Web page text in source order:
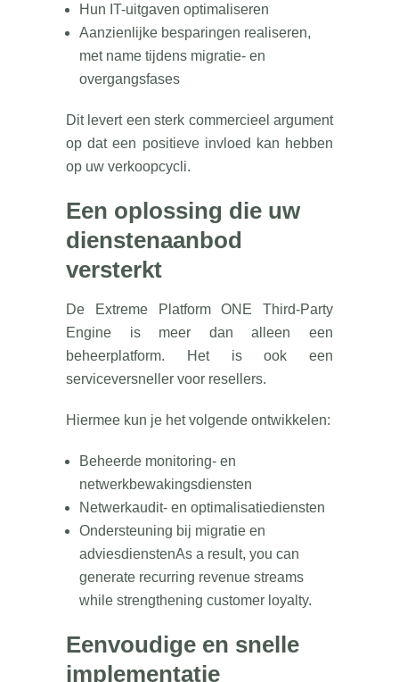
Hun IT-uitgaven optimaliseren
Aanzienlijke besparingen realiseren,
met name tijdens migratie- en
overgangsfases
Dit levert een sterk commercieel argument
op dat een positieve invloed kan hebben
op uw verkoopcycli.
Een oplossing die uw
dienstenaanbod
versterkt
De Extreme Platform ONE Third-Party
Engine is meer dan alleen een
beheerplatform. Het is ook een
serviceversneller voor resellers.
Hiermee kun je het volgende ontwikkelen:
Beheerde monitoring- en
netwerkbewakingsdiensten
Netwerkaudit- en optimalisatiediensten
Ondersteuning bij migratie en
adviesdienstenAs a result, you can
generate recurring revenue streams
while strengthening customer loyalty.
Eenvoudige en snelle
implementatie